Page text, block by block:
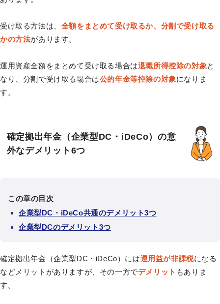
受け取る方法は、 全額をまとめて受け取るか、分割で受け取る
かの方法があります。
運用資産全額をまとめて受け取る場合は退職所得控除の対象と
なり、分割で受け取る場合は公的年金等控除の対象になりま
す。
確定拠出年金（企業型DC・iDeCo）の意
外なデメリット6つ
この章の目次
企業型DC・iDeCo共通のデメリット3つ
企業型DCのデメリット3つ
確定拠出年金（企業型DC・iDeCo）には運用益が非課税になる
などメリットがありますが、その一方でデメリット もありま
す。